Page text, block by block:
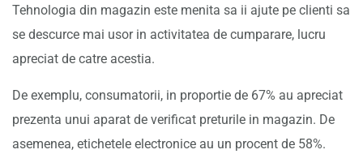
Tehnologia din magazin este menita sa ii ajute pe clienti sa
se descurce mai usor in activitatea de cumparare, lucru
apreciat de catre acestia.
De exemplu, consumatorii, in proportie de 67% au apreciat
prezenta unui aparat de verificat preturile in magazin. De
asemenea, etichetele electronice au un procent de 58%.